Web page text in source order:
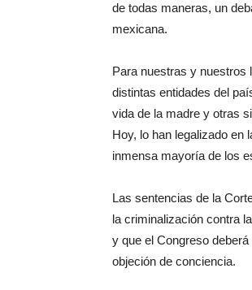
de todas maneras, un
mexicana.
Para nuestras y nuestros
distintas entidades del
vida de la madre y otras
Hoy, lo han legalizado en
inmensa mayoría de los
Las sentencias de la
la criminalización contra
y que el Congreso
objeción de conciencia.